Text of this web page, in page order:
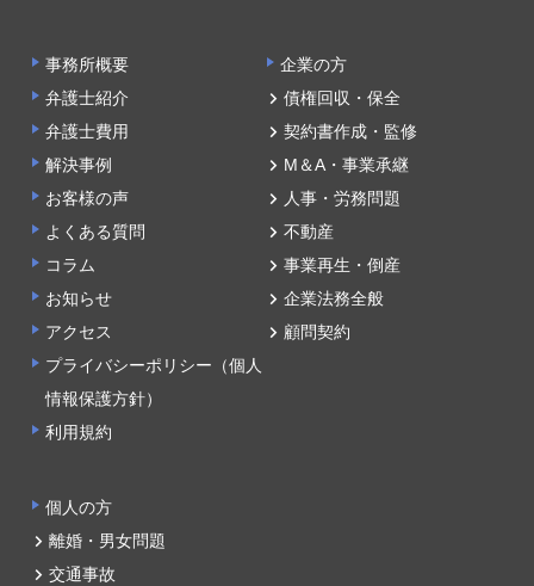
事務所概要
弁護士紹介
弁護士費用
解決事例
お客様の声
よくある質問
コラム
お知らせ
アクセス
プライバシーポリシー（個人
情報保護方針）
利用規約
企業の方
債権回収・保全
契約書作成・監修
M＆A・事業承継
人事・労務問題
不動産
事業再生・倒産
企業法務全般
顧問契約
個人の方
離婚・男女問題
交通事故